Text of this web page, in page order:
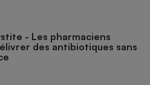
- Les pharmaciens
des antibiotiques sans